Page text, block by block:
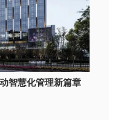
智慧化管理新篇章